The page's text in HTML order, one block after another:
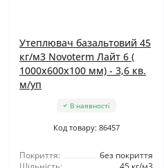
Утеплювач базальтовий 45
кг/м3 Novoterm Лайт 6 (
1000x600x100 мм) - 3,6 кв.
м/уп
В наявності
Код товару: 86457
Покриття:
без покриття